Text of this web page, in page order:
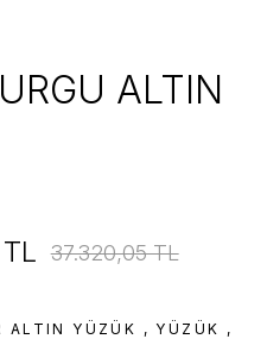
ALTIN
37.320,05 TL
ALTIN YÜZÜK , YÜZÜK ,